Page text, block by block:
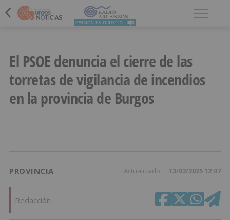
El PSOE denuncia el cierre de las
torretas de vigilancia de incendios
en la provincia de Burgos
PROVINCIA Actualizado 13/02/2025 12:07
Redacción